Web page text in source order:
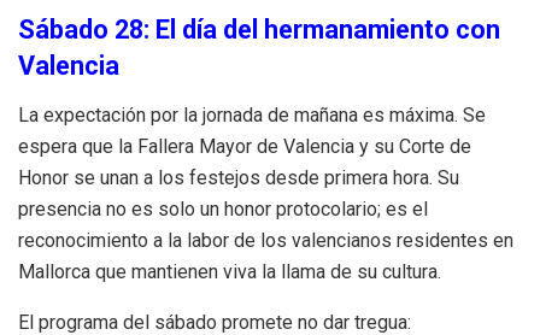
Sábado 28: El día del hermanamiento con
Valencia
La expectación por la jornada de mañana es máxima. Se
espera que la Fallera Mayor de Valencia y su Corte de
Honor se unan a los festejos desde primera hora. Su
presencia no es solo un honor protocolario; es el
reconocimiento a la labor de los valencianos residentes en
Mallorca que mantienen viva la llama de su cultura.
El programa del sábado promete no dar tregua: